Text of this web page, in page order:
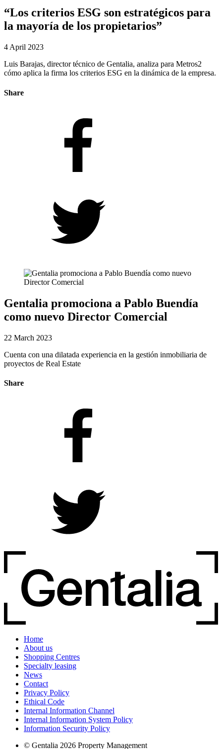
“Los criterios ESG son estratégicos para
la mayoría de los propietarios”
4 April 2023
Luis Barajas, director técnico de Gentalia, analiza para Metros2
cómo aplica la firma los criterios ESG en la dinámica de la empresa.
Share
Gentalia promociona a Pablo Buendía
como nuevo Director Comercial
22 March 2023
Cuenta con una dilatada experiencia en la gestión inmobiliaria de
proyectos de Real Estate
Share
Home
About us
Shopping Centres
Specialty leasing
News
Contact
Privacy Policy
Ethical Code
Internal Information Channel
Internal Information System Policy
Information Security Policy
© Gentalia 2026 Property Management